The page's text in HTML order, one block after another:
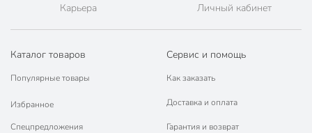
Карьера Личный кабинет
Каталог товаров
Популярные товары
Избранное
Спецпредложения
Сервис и помощь
Как заказать
Доставка и оплата
Гарантия и возврат